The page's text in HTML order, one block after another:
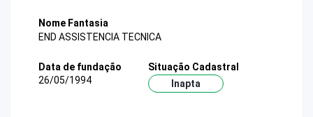
Nome Fantasia
END ASSISTENCIA TECNICA
Data de fundação
26/05/1994
Situação Cadastral
Inapta